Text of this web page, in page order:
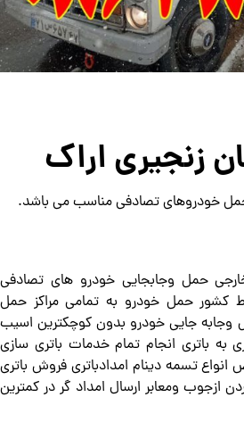
زنجیری اراک
خودروهای تصادفی مناسب می باشد.
حمل وجابجایی خودرو های تصادفی
کشور حمل خودرو به تمامی مراکز حمل
وجابه جایی خودرو بدون کوچکترین اسیب
به باتری انجام تمام خدمات باتری سازی
انواع تسمه دینام امدادباتری فروش باتری
ازجوب ومعابر ارسال امداد گر در کمترین